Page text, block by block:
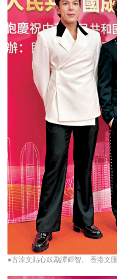
●古淖文貼心鼓勵譚輝智。 香港文